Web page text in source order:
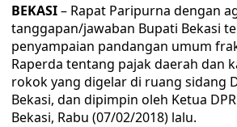
BEKASI– Rapat Paripurna dengan
tanggapan/jawaban Bupati Bekasi
penyampaian pandangan umum
Raperda tentang pajak daerah dan
rokok yang digelar di ruang sidang
Bekasi, dan dipimpin oleh Ketua
Bekasi, Rabu (07/02/2018) lalu.